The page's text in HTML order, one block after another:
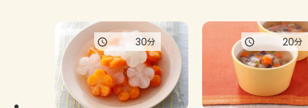
30分 20分